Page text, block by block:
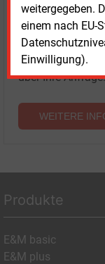
weitergegeben.
einem nach EU-
Einwilligung).
E&M-Inhalten
Paketen haben.
Das E&M-
11-77 oder unter
über Ihre Anfrage.
WEITERE
Produkte
E&M basic
E&M plus